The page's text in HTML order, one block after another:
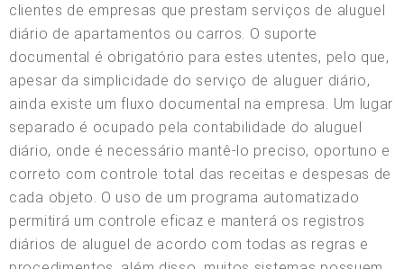
clientes de empresas que prestam serviços de aluguel
diário de apartamentos ou carros. O suporte
documental é obrigatório para estes utentes, pelo que,
apesar da simplicidade do serviço de aluguer diário,
ainda existe um fluxo documental na empresa. Um lugar
separado é ocupado pela contabilidade do aluguel
diário, onde é necessário mantê-lo preciso, oportuno e
correto com controle total das receitas e despesas de
cada objeto. O uso de um programa automatizado
permitirá um controle eficaz e manterá os registros
diários de aluguel de acordo com todas as regras e